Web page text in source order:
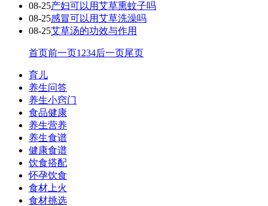
08-25产妇可以用艾草熏蚊子吗
08-25感冒可以用艾草洗澡吗
08-25艾草汤的功效与作用
首页前一页1 234后一页尾页
育儿
养生问答
养生小窍门
食品健康
养生营养
养生食谱
健康食谱
饮食搭配
怀孕饮食
食材上火
食材挑选